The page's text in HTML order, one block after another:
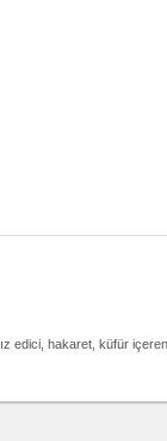
edici, hakaret, küfür